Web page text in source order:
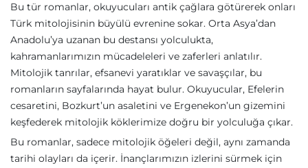
Bu tür romanlar, okuyucuları antik çağlara götürerek onları
Türk mitolojisinin büyülü evrenine sokar. Orta Asya’dan
Anadolu’ya uzanan bu destansı yolculukta,
kahramanlarımızın mücadeleleri ve zaferleri anlatılır.
Mitolojik tanrılar, efsanevi yaratıklar ve savaşçılar, bu
romanların sayfalarında hayat bulur. Okuyucular, Efelerin
cesaretini, Bozkurt’un asaletini ve Ergenekon’un gizemini
keşfederek mitolojik köklerimize doğru bir yolculuğa çıkar.
Bu romanlar, sadece mitolojik öğeleri değil, aynı zamanda
tarihi olayları da içerir. İnançlarımızın izlerini sürmek için